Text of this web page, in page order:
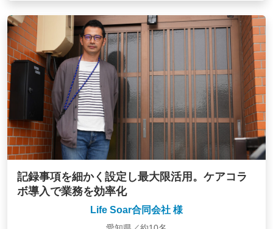
記録事項を細かく設定し最大限活用。ケアコラ
ボ導入で業務を効率化
Life Soar合同会社 様